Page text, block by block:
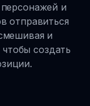
и
отправиться
и
создать